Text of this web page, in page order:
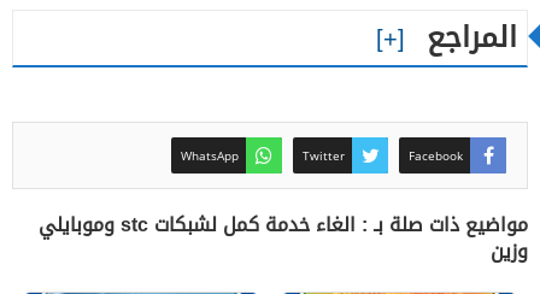
المراجع
Facebook
Twitter
WhatsApp
مواضيع ذات صلة بـ : الغاء خدمة كمل لشبكات stc وموبايلي
وزين